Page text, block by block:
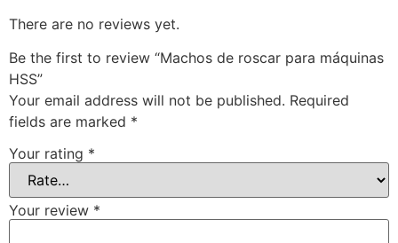
There are no reviews yet.
Be the first to review “Machos de roscar para máquinas
HSS”
Your email address will not be published. Required
fields are marked *
Your rating *
Your review *